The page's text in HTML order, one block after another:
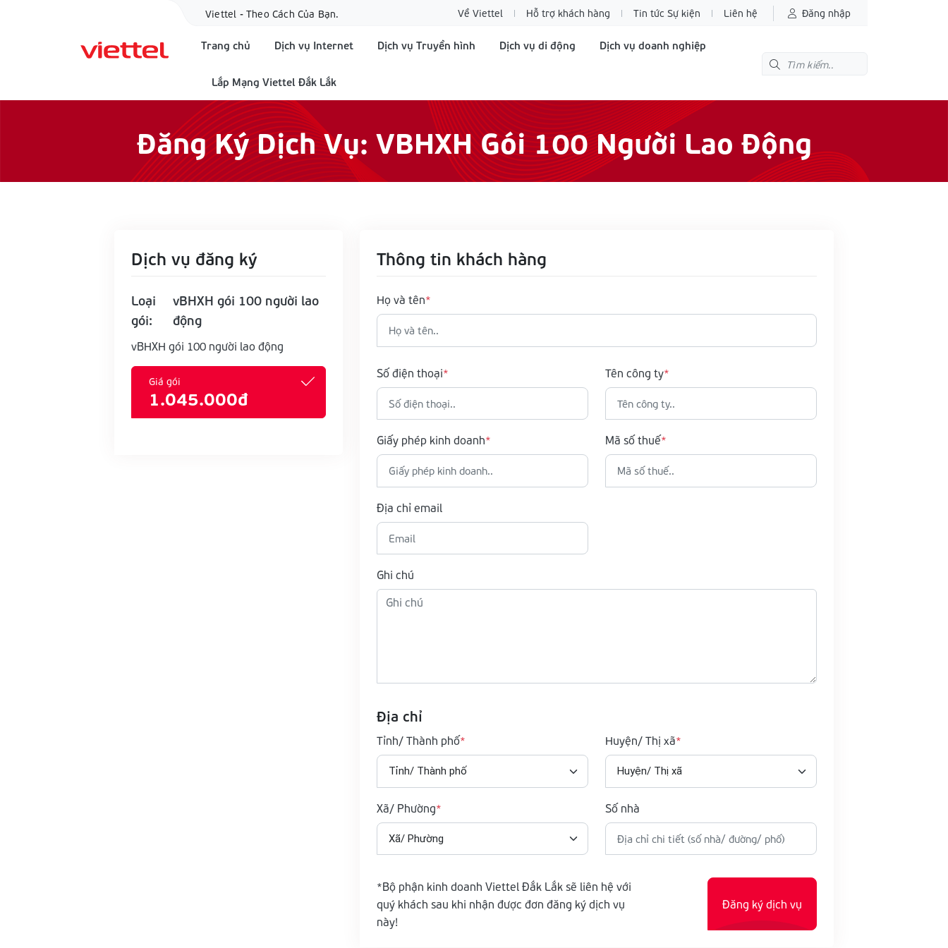
Viettel - Theo Cách Của Bạn. Về Viettel Hỗ trợ khách hàng Tin tức Sự kiện Liên hệ Đăng nhập
Trang chủ Dịch vụ Internet Dịch vụ Truyền hình Dịch vụ di động Dịch vụ doanh nghiệp
Lắp Mạng Viettel Đắk Lắk
Đăng Ký Dịch Vụ: VBHXH Gói 100 Người Lao Động
Dịch vụ đăng ký
Loại
gói:
vBHXH gói 100 người lao
động
vBHXH gói 100 người lao động
Giá gói
1.045.000đ
Thông tin khách hàng
Họ và tên
Số điện thoại Tên công ty
Giấy phép kinh doanh Mã số thuế
Địa chỉ email
Ghi chú
Địa chỉ
Tỉnh/ Thành phố Huyện/ Thị xã
Xã/ Phường Số nhà
*Bộ phận kinh doanh Viettel Đắk Lắk sẽ liên hệ với
quý khách sau khi nhận được đơn đăng ký dịch vụ
này!
Đăng ký dịch vụ